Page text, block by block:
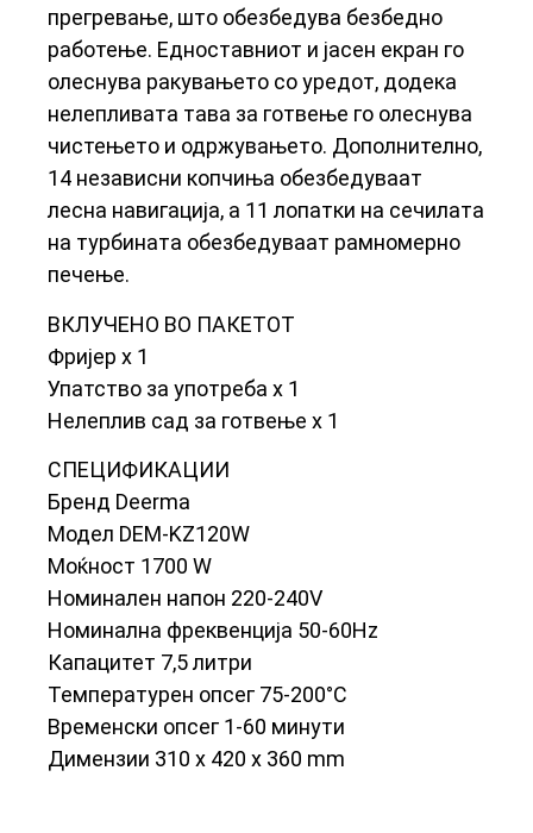
прегревање, што обезбедува безбедно
работење. Едноставниот и јасен екран го
олеснува ракувањето со уредот, додека
нелепливата тава за готвење го олеснува
чистењето и одржувањето. Дополнително,
14 независни копчиња обезбедуваат
лесна навигација, а 11 лопатки на сечилата
на турбината обезбедуваат рамномерно
печење.
ВКЛУЧЕНО ВО ПАКЕТОТ
Фријер x 1
Упатство за употреба x 1
Нелеплив сад за готвење x 1
СПЕЦИФИКАЦИИ
Бренд Deerma
Модел DEM-KZ120W
Моќност 1700 W
Номинален напон 220-240V
Номинална фреквенција 50-60Hz
Капацитет 7,5 литри
Температурен опсег 75-200°C
Временски опсег 1-60 минути
Димензии 310 x 420 x 360 mm